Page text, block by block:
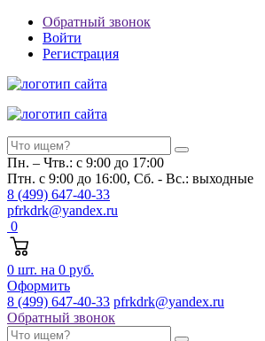
Обратный звонок
Войти
Регистрация
Пн. – Чтв.: с 9:00 до 17:00
Птн. с 9:00 до 16:00, Сб. - Вс.: выходные
8 (499) 647-40-33
pfrkdrk@yandex.ru
0
0 шт. на 0 руб.
Оформить
8 (499) 647-40-33 pfrkdrk@yandex.ru
Обратный звонок